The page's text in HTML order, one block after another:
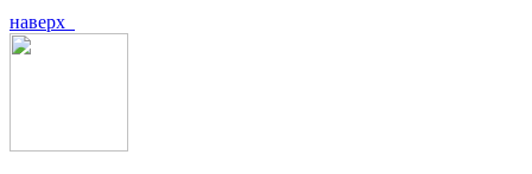
наверх